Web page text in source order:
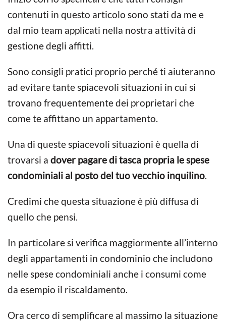
contenuti in questo articolo sono stati da me e
dal mio team applicati nella nostra attività di
gestione degli affitti.
Sono consigli pratici proprio perché ti aiuteranno
ad evitare tante spiacevoli situazioni in cui si
trovano frequentemente dei proprietari che
come te affittano un appartamento.
Una di queste spiacevoli situazioni è quella di
trovarsi a dover pagare di tasca propria le spese
condominiali al posto del tuo vecchio inquilino.
Credimi che questa situazione è più diffusa di
quello che pensi.
In particolare si verifica maggiormente all’interno
degli appartamenti in condominio che includono
nelle spese condominiali anche i consumi come
da esempio il riscaldamento.
Ora cerco di semplificare al massimo la situazione